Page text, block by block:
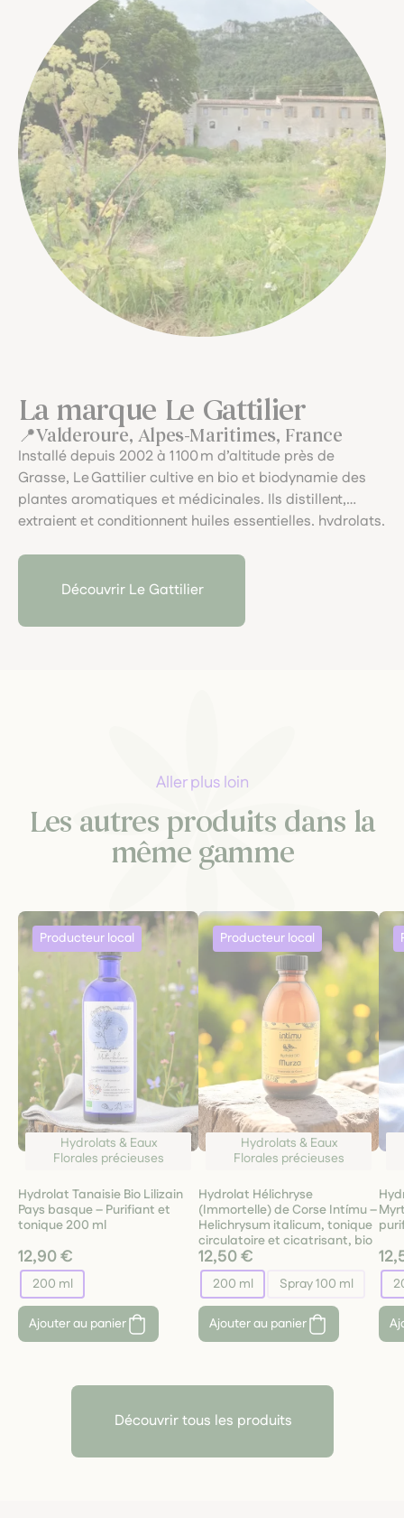
La marque Le Gattilier
Valderoure, Alpes-Maritimes, France
Installé depuis 2002 à 1 100 m d’altitude près de
Grasse, Le Gattilier cultive en bio et biodynamie des
plantes aromatiques et médicinales. Ils distillent,
extraient et conditionnent huiles essentielles, hydrolats,
approche artisanale, sensorielle et exigeante.
Découvrir Le Gattilier
Aller plus loin
Les autres produits dans la
même gamme
Hydrolats & Eaux
Florales précieuses
Hydrolat Tanaisie Bio Lilizain
Pays basque – Purifiant et
tonique 200 ml
12,90 €
200 ml
Ajouter au panier
Hydrolats & Eaux
Florales précieuses
Hydrolat Hélichryse
(Immortelle) de Corse Intímu –
Helichrysum italicum, tonique
circulatoire et cicatrisant, bio
12,50 €
200 ml Spray 100 ml
Ajouter au panier
Découvrir tous les produits